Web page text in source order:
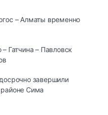
– Алматы временно
Гатчина – Павловск
завершили
Сима